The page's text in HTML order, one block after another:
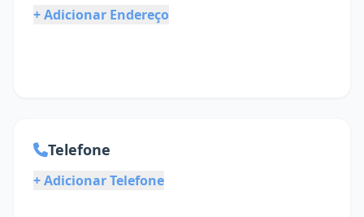
+ Adicionar Endereço
Telefone
+ Adicionar Telefone